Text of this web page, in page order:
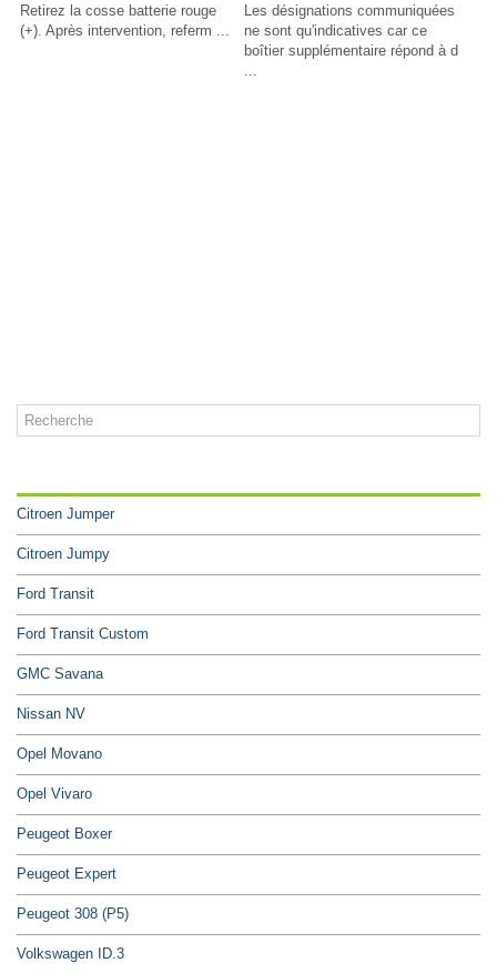
Retirez la cosse batterie rouge
(+). Après intervention, referm ...
Les désignations communiquées
ne sont qu'indicatives car ce
boîtier supplémentaire répond à d
Citroen Jumper
Citroen Jumpy
Ford Transit
Ford Transit Custom
GMC Savana
Nissan NV
Opel Movano
Opel Vivaro
Peugeot Boxer
Peugeot Expert
Peugeot 308 (P5)
Volkswagen ID.3